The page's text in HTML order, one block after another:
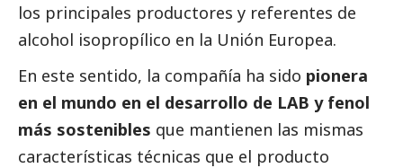
los principales productores y referentes de
alcohol isopropílico en la Unión Europea.
En este sentido, la compañía ha sido pionera
en el mundo en el desarrollo de LAB y fenol
más sostenibles que mantienen las mismas
características técnicas que el producto